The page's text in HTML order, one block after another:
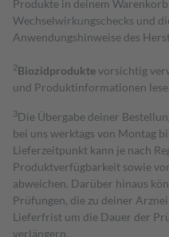
Produkte in deinem
Wechselwirkungschecks und
Anwendungshinweise des
2Biozidproduktevorsichtig
und Produktinformationen
3Die Übergabe deiner
bei uns werktags von Montag
Lieferzeitpunkt kann je nach
Produktverfügbarkeit sowie
abweichen. Darüber hinaus
Prüfungen, die zu deiner
Lieferfrist um die Dauer der
verlängern.